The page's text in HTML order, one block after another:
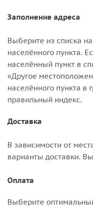
Заполнение адреса
Выберите из списка
населённого пункта.
населённый пункт в
«Другое
населённого пункта в
правильный индекс.
Доставка
В зависимости от
варианты доставки.
Оплата
Выберите